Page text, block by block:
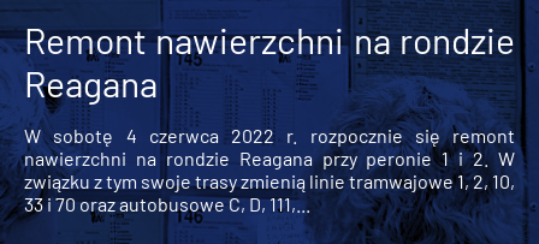
Remont nawierzchni na rondzie
Reagana
W sobotę 4 czerwca 2022 r. rozpocznie się remont
nawierzchni na rondzie Reagana przy peronie 1 i 2. W
związku z tym swoje trasy zmienią linie tramwajowe 1, 2, 10,
33 i 70 oraz autobusowe C, D, 111,...